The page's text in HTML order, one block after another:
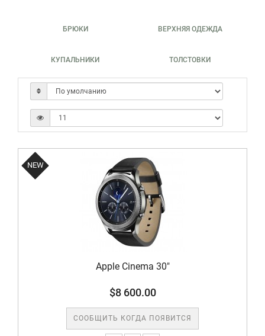
БРЮКИ ВЕРХНЯЯ ОДЕЖДА
КУПАЛЬНИКИ ТОЛСТОВКИ
NEW
Apple Cinema 30"
$8 600.00
СООБЩИТЬ КОГДА ПОЯВИТСЯ